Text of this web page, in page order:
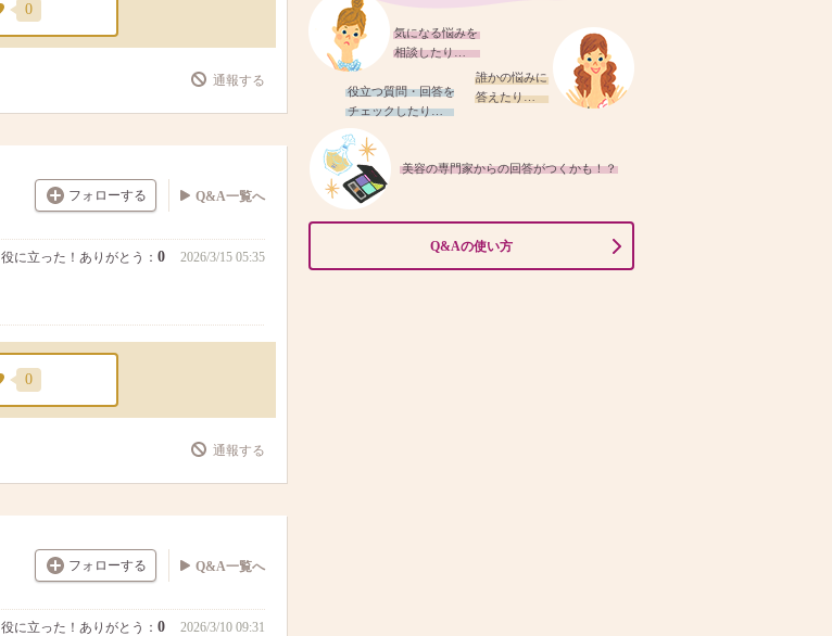
0
通報する
フォローする Q&A一覧へ
役に立った！ありがとう： 0 2026/3/15 05:35
0
通報する
フォローする Q&A一覧へ
役に立った！ありがとう： 0 2026/3/10 09:31
気になる悩みを
相談したり…
誰かの悩みに
答えたり…
役立つ質問・回答を
チェックしたり…
美容の専門家からの回答がつくかも！？
Q&Aの使い方